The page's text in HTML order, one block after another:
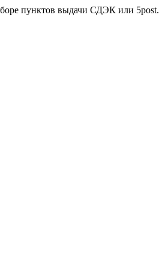
пунктов выдачи СДЭК или 5post.